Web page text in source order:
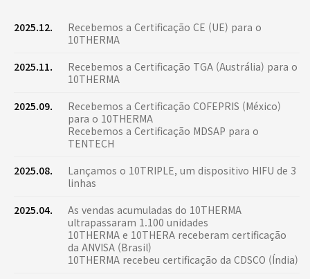
2025.12.
Recebemos a Certificação CE (UE) para o
10THERMA
2025.11.
Recebemos a Certificação TGA (Austrália) para o
10THERMA
2025.09.
Recebemos a Certificação COFEPRIS (México)
para o 10THERMA
Recebemos a Certificação MDSAP para o
TENTECH
2025.08.
Lançamos o 10TRIPLE, um dispositivo HIFU de 3
linhas
2025.04.
As vendas acumuladas do 10THERMA
ultrapassaram 1.100 unidades
10THERMA e 10THERA receberam certificação
da ANVISA (Brasil)
10THERMA recebeu certificação da CDSCO (Índia)